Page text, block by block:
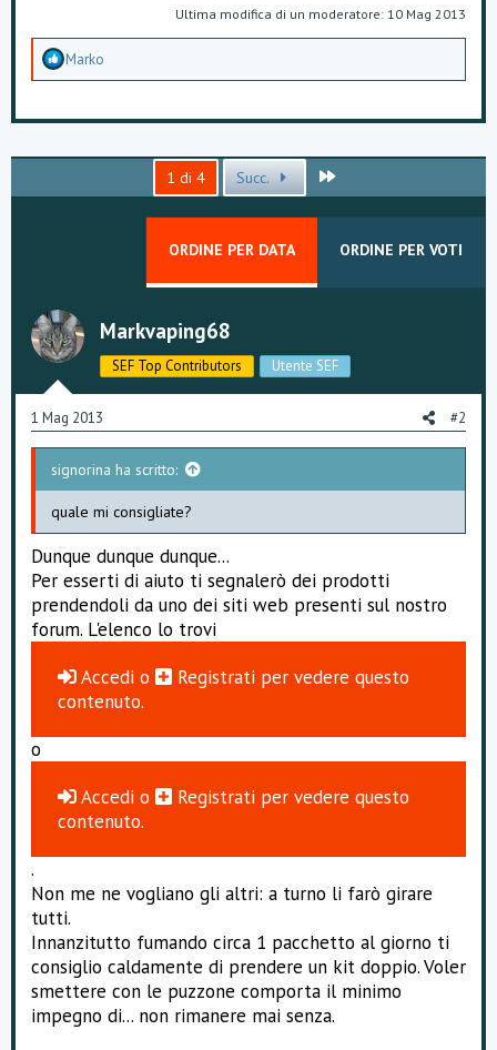
Ultima modifica di un moderatore: 10 Mag 2013
A
e
z
m
Marko
1 di 4 Succ.
ORDINE PER DATA ORDINE PER VOTI
Markvaping68
SEF Top Contributors Utente SEF
1 Mag 2013 #2
signorina ha scritto:
quale mi consigliate?
Dunque dunque dunque...
Per esserti di aiuto ti segnalerò dei prodotti
prendendoli da uno dei siti web presenti sul nostro
forum. L'elenco lo trovi
Accedi o Registrati per vedere questo
contenuto.
o
Accedi o Registrati per vedere questo
contenuto.
.
Non me ne vogliano gli altri: a turno li farò girare
tutti.
Innanzitutto fumando circa 1 pacchetto al giorno ti
consiglio caldamente di prendere un kit doppio. Voler
smettere con le puzzone comporta il minimo
impegno di... non rimanere mai senza.